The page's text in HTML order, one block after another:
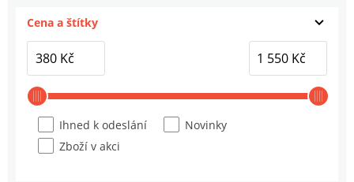
Cena a štítky
Ihned k odeslání
Novinky
Zboží v akci